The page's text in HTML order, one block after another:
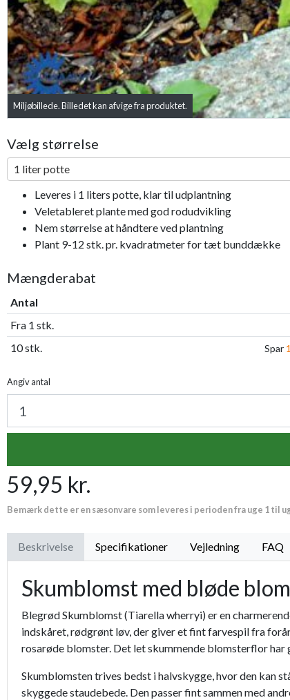
Miljøbillede. Billedet kan afvige fra produktet.
Vælg størrelse
1 liter potte
Leveres i 1 liters potte, klar til udplantning
Veletableret plante med god rodudvikling
Nem størrelse at håndtere ved plantning
Plant 9-12 stk. pr. kvadratmeter for tæt bunddække
Mængderabat
Antal
Fra 1 stk.
10 stk.
Spar
Angiv antal
59,95 kr.
Bemærk dette er en sæsonvare som leveres i perioden fra uge 1 til
Beskrivelse Specifikationer Vejledning FAQ
Skumblomst med bløde
Blegrød Skumblomst (Tiarella wherryi) er en
indskåret, rødgrønt løv, der giver et fint farvespil fra
rosarøde blomster. Det let skummende blomsterflor
Skumblomsten trives bedst i halvskygge, hvor den kan
skyggede staudebede. Den passer fint sammen med